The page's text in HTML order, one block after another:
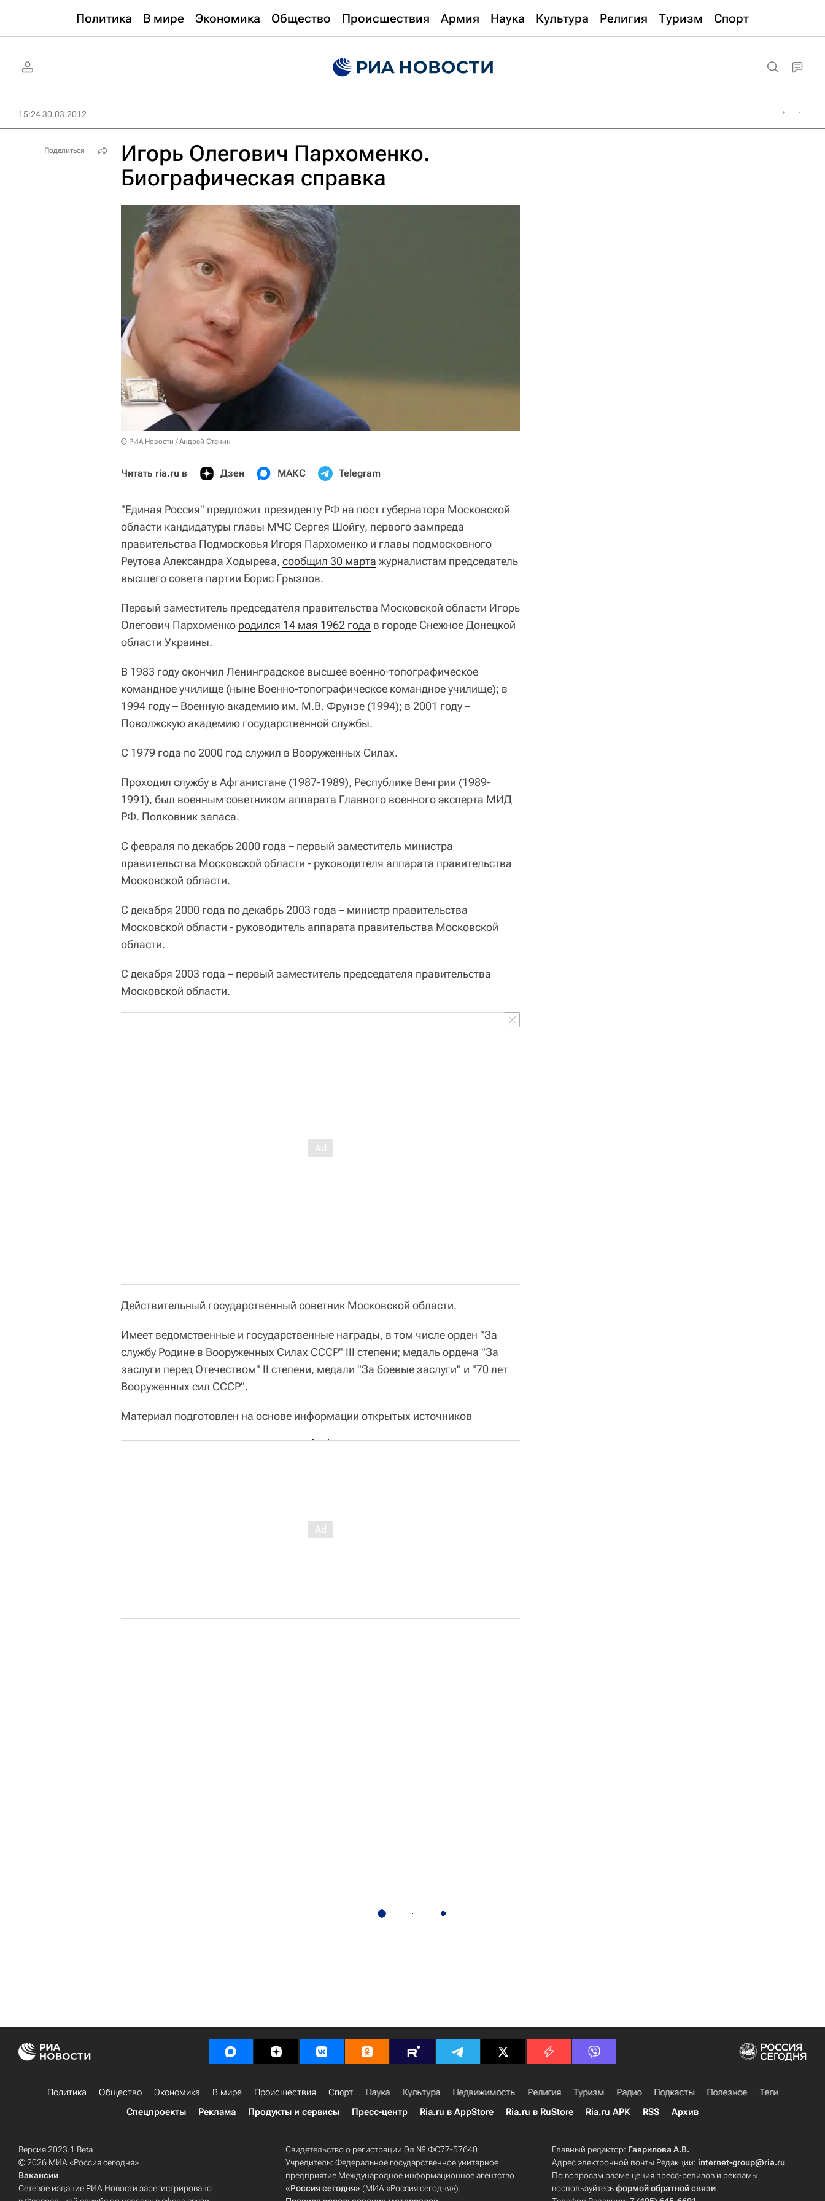
Политика В мире Экономика Общество Происшествия Армия Наука Культура Религия Туризм Спорт
15:24 30.03.2012
Игорь Олегович Пархоменко.
Биографическая справка
© РИА Новости / Андрей Стенин
Читать ria.ru в Дзен МАКС Telegram
"Единая Россия" предложит президенту РФ на пост губернатора Московской
области кандидатуры главы МЧС Сергея Шойгу, первого зампреда
правительства Подмосковья Игоря Пархоменко и главы подмосковного
Реутова Александра Ходырева, сообщил 30 марта журналистам председатель
высшего совета партии Борис Грызлов.
Первый заместитель председателя правительства Московской области Игорь
Олегович Пархоменко родился 14 мая 1962 года в городе Снежное Донецкой
области Украины.
В 1983 году окончил Ленинградское высшее военно-топографическое
командное училище (ныне Военно-топографическое командное училище); в
1994 году – Военную академию им. М.В. Фрунзе (1994); в 2001 году –
Поволжскую академию государственной службы.
С 1979 года по 2000 год служил в Вооруженных Силах.
Проходил службу в Афганистане (1987-1989), Республике Венгрии (1989-
1991), был военным советником аппарата Главного военного эксперта МИД
РФ. Полковник запаса.
С февраля по декабрь 2000 года – первый заместитель министра
правительства Московской области - руководителя аппарата правительства
Московской области.
С декабря 2000 года по декабрь 2003 года – министр правительства
Московской области - руководитель аппарата правительства Московской
области.
С декабря 2003 года – первый заместитель председателя правительства
Московской области.
Действительный государственный советник Московской области.
Имеет ведомственные и государственные награды, в том числе орден "За
службу Родине в Вооруженных Силах СССР" III степени; медаль ордена "За
заслуги перед Отечеством" II степени, медали "За боевые заслуги" и "70 лет
Вооруженных сил СССР".
Материал подготовлен на основе информации открытых источников
Поделиться
Политика Общество Экономика В мире Происшествия Спорт Наука Культура Недвижимость Религия Туризм Радио Подкасты Полезное
Теги
Спецпроекты
Реклама Продукты и сервисы Пресс-центр Ria.ru в AppStore Ria.ru в RuStore Ria.ru APK RSS Архив
Версия 2023.1 Beta
© 2026 МИА «Россия сегодня»
Вакансии
Сетевое издание РИА Новости зарегистрировано
Свидетельство о регистрации Эл № ФС77-57640
Учредитель: Федеральное государственное унитарное
предприятие Международное информационное агентство
«Россия сегодня» (МИА «Россия сегодня»).
Главный редактор: Гаврилова А.В.
Адрес электронной почты Редакции:internet-group@ria.ru
По вопросам размещения пресс-релизов и рекламы
воспользуйтесьформой обратной связи